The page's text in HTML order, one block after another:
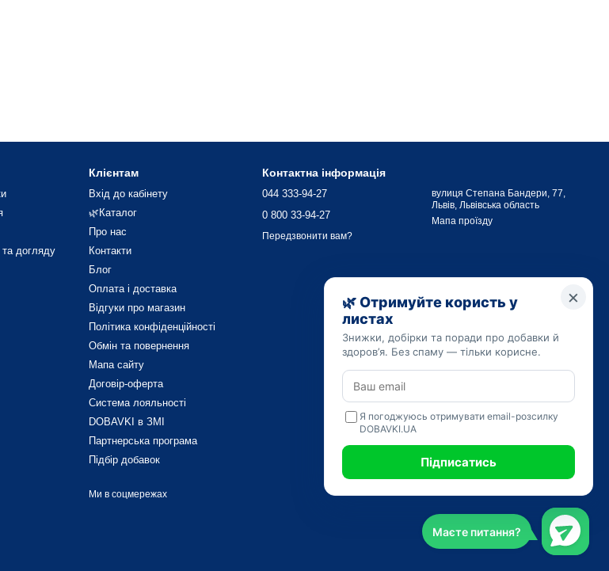
догляду
Клієнтам
Вхід до кабінету
🌿Каталог
Про нас
Контакти
Блог
Оплата і доставка
Відгуки про магазин
Політика конфіденційності
Обмін та повернення
Мапа сайту
Договір-оферта
Система лояльності
DOBAVKI в ЗМІ
Партнерська програма
Підбір добавок
Ми в соцмережах
Контактна інформація
044 333-94-27
0 800 33-94-27
Передзвонити вам?
вулиця Степана Бандери, 77,
Львів, Львівська область
Мапа проїзду